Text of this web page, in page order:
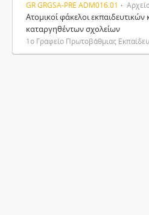
GR GRGSA-PRE ADM016.01
Ατομικοί φάκελοι
καταργηθέντων σχολείων
1ο Γραφείο Πρωτοβάθμιας